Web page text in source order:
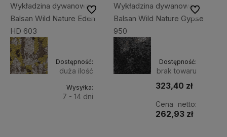
Wykładzina dywanowa
Balsan Wild Nature Eden
HD 603
Dostępność:
duża ilość
Wysyłka:
7 - 14 dni
Do ulubionychWykładzina dywanowa
Balsan Wild Nature Gypse
950
Dostępność:
brak towaru
323,40 zł
Cena netto:
262,93 zł
Do